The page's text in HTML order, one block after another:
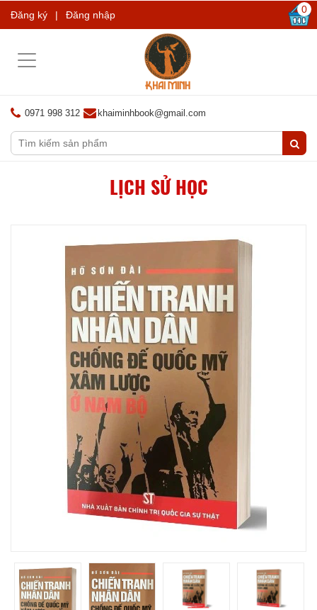
Đăng ký | Đăng nhập 0
Toggle
0971 998 312 khaiminhbook@gmail.com
LỊCH SỬ HỌC